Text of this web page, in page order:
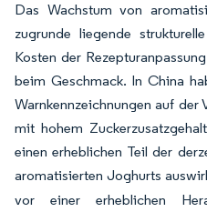
Das Wachstum von
zugrunde liegende
Kosten der
beim Geschmack. In China
Warnkennzeichnungen auf
mit hohem
einen erheblichen Teil der
aromatisierten Joghurts
vor einer erheblichen